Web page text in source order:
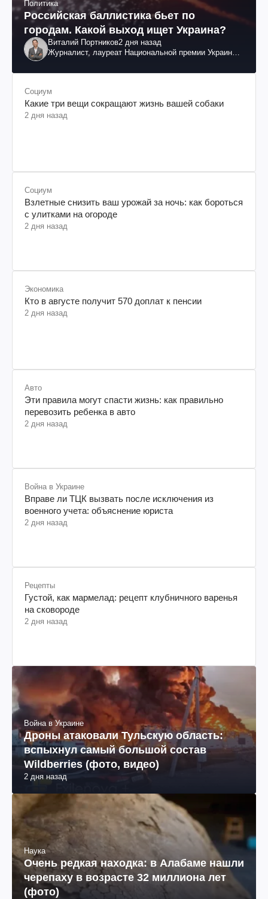
Политика
Российская баллистика бьет по
городам. Какой выход ищет Украина?
Виталий Портников2 дня назад
Журналист, лауреат Национальной премии Украины
Социум
Какие три вещи сокращают жизнь вашей собаки
2 дня назад
Социум
Взлетные снизить ваш урожай за ночь: как бороться
с улитками на огороде
2 дня назад
Экономика
Кто в августе получит 570 доплат к пенсии
2 дня назад
Авто
Эти правила могут спасти жизнь: как правильно
перевозить ребенка в авто
2 дня назад
Война в Украине
Вправе ли ТЦК вызвать после исключения из
военного учета: объяснение юриста
2 дня назад
Рецепты
Густой, как мармелад: рецепт клубничного варенья
на сковороде
2 дня назад
Война в Украине
Дроны атаковали Тульскую область:
вспыхнул самый большой состав
Wildberries (фото, видео)
2 дня назад
Наука
Очень редкая находка: в Алабаме нашли
черепаху в возрасте 32 миллиона лет
(фото)